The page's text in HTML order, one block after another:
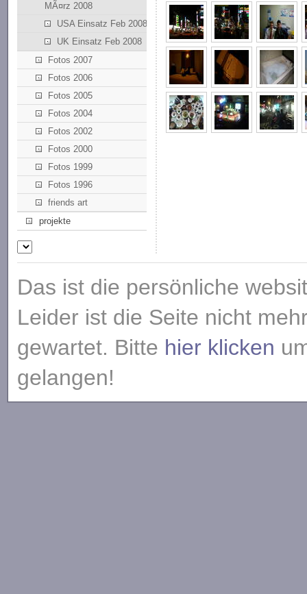
MÃ¤rz 2008
USA Einsatz Feb 2008
UK Einsatz Feb 2008
Fotos 2007
Fotos 2006
Fotos 2005
Fotos 2004
Fotos 2002
Fotos 2000
Fotos 1999
Fotos 1996
friends art
projekte
Das ist die persönliche
Leider ist die Seite nicht
gewartet. Bitte hier klicken
gelangen!